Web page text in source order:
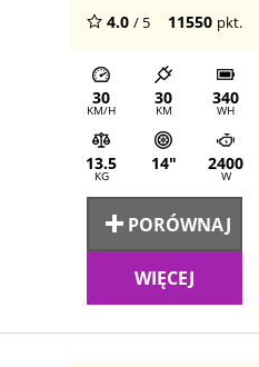
4.0 / 5 11550 pkt.
30
KM/H
30
KM
340
WH
13.5
KG
14" 2400
W
PORÓWNAJ
WIĘCEJ